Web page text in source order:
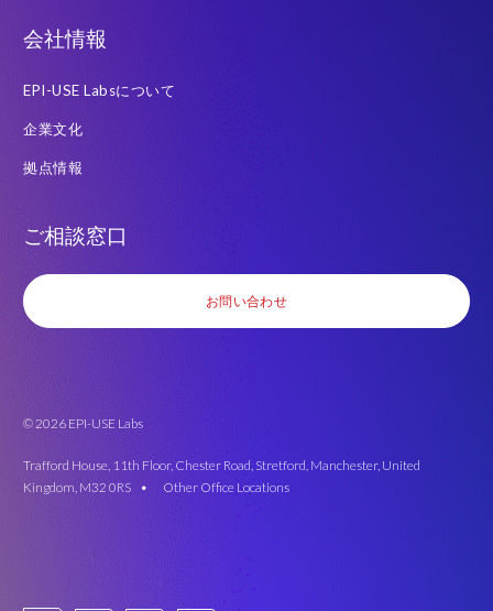
会社情報
EPI-USE Labsについて
企業文化
拠点情報
ご相談窓口
お問い合わせ
© 2026 EPI-USE Labs
Trafford House, 11th Floor, Chester Road, Stretford, Manchester, United
Kingdom, M32 0RS •
Other Office Locations